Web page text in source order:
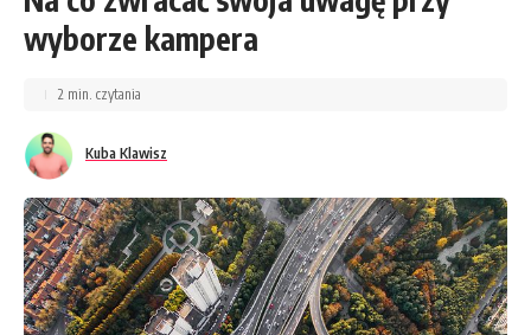
wyborze kampera
Kuba Klawisz
2 min. czytania